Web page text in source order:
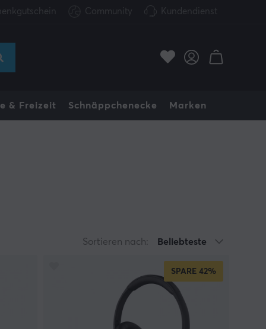
Community Kundendienst
& Freizeit Schnäppchenecke Marken
Sortieren nach: Beliebteste
SPARE 42%